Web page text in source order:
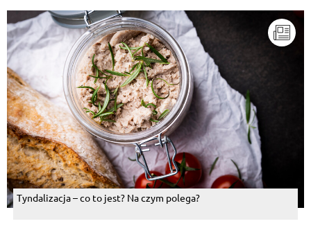
Tyndalizacja – co to jest? Na czym polega?